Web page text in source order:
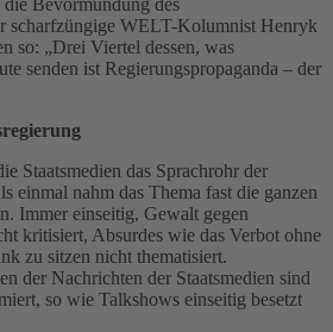
scharfzüngige WELT-Kolumnist Henryk
so: „Drei Viertel dessen, was
senden ist Regierungspropaganda – der
Staatsmedien das Sprachrohr der
einmal nahm das Thema fast die ganzen
Immer einseitig, Gewalt gegen
kritisiert, Absurdes wie das Verbot ohne
zu sitzen nicht thematisiert.
der Nachrichten der Staatsmedien sind
so wie Talkshows einseitig besetzt